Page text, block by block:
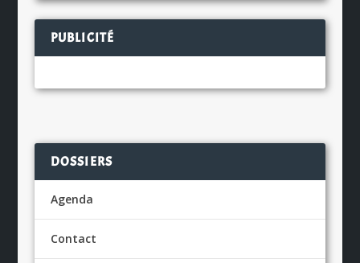
PUBLICITÉ
DOSSIERS
Agenda
Contact